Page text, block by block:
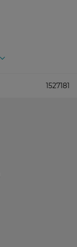
1527181